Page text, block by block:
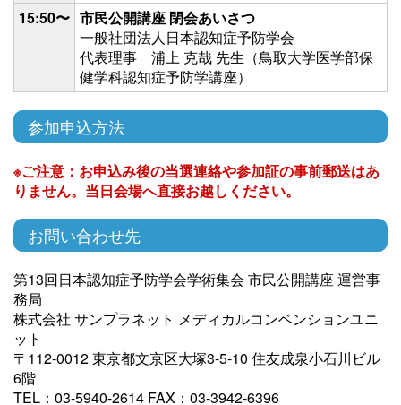
15:50〜 市民公開講座 閉会あいさつ
一般社団法人日本認知症予防学会
代表理事 浦上 克哉 先生（鳥取大学医学部保
健学科認知症予防学講座）
参加申込方法
※ご注意：お申込み後の当選連絡や参加証の事前郵送はあ
りません。当日会場へ直接お越しください。
お問い合わせ先
第13回日本認知症予防学会学術集会 市民公開講座 運営事
務局
株式会社 サンプラネット メディカルコンベンションユニ
ット
〒112-0012 東京都文京区大塚3-5-10 住友成泉小石川ビル
6階
TEL：03-5940-2614 FAX：03-3942-6396